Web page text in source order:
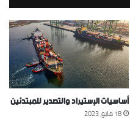
أساسيات الإستيراد والتصدير للمبتدئين
18 مايو، 2023